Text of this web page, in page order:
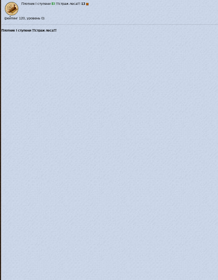
Плотник I ступени El !!!страж леса!!! 13
(рейтинг 120, уровень 0)
Плотник I ступени !!!страж леса!!!